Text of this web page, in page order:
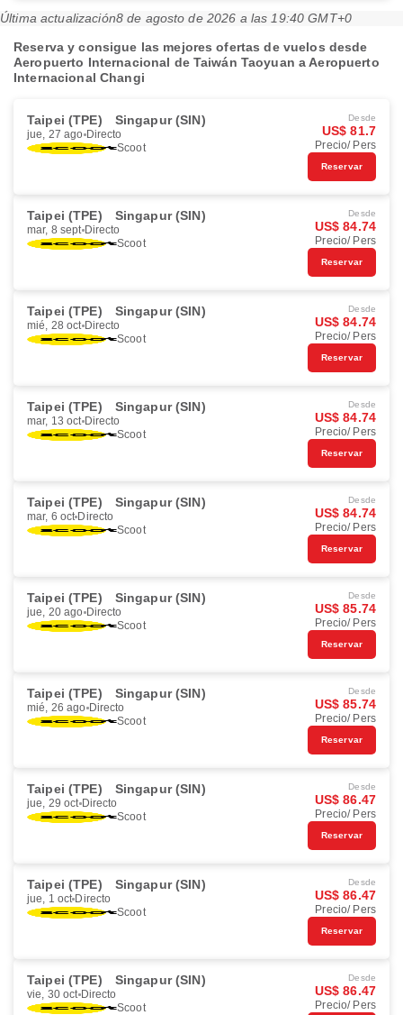
Última actualización8 de agosto de 2026 a las 19:40 GMT+0
Reserva y consigue las mejores ofertas de vuelos desde
Aeropuerto Internacional de Taiwán Taoyuan a Aeropuerto
Internacional Changi
Taipei (TPE) Singapur (SIN)
jue, 27 ago Directo
Scoot
Desde
US$ 81.7
Precio/ Pers
Reservar
Taipei (TPE) Singapur (SIN)
mar, 8 sept Directo
Scoot
Desde
US$ 84.74
Precio/ Pers
Reservar
Taipei (TPE) Singapur (SIN)
mié, 28 oct Directo
Scoot
Desde
US$ 84.74
Precio/ Pers
Reservar
Taipei (TPE) Singapur (SIN)
mar, 13 oct Directo
Scoot
Desde
US$ 84.74
Precio/ Pers
Reservar
Taipei (TPE) Singapur (SIN)
mar, 6 oct Directo
Scoot
Desde
US$ 84.74
Precio/ Pers
Reservar
Taipei (TPE) Singapur (SIN)
jue, 20 ago Directo
Scoot
Desde
US$ 85.74
Precio/ Pers
Reservar
Taipei (TPE) Singapur (SIN)
mié, 26 ago Directo
Scoot
Desde
US$ 85.74
Precio/ Pers
Reservar
Taipei (TPE) Singapur (SIN)
jue, 29 oct Directo
Scoot
Desde
US$ 86.47
Precio/ Pers
Reservar
Taipei (TPE) Singapur (SIN)
jue, 1 oct Directo
Scoot
Desde
US$ 86.47
Precio/ Pers
Reservar
Taipei (TPE) Singapur (SIN)
vie, 30 oct Directo
Scoot
Desde
US$ 86.47
Precio/ Pers